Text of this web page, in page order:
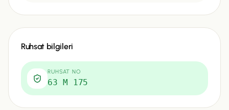
Ruhsat bilgileri
RUHSAT NO
63 M 175